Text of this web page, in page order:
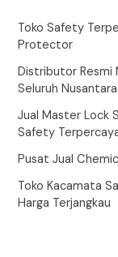
Toko Safety
Protector
Distributor Resmi
Seluruh Nusantara
Jual Master Lock
Safety
Pusat Jual
Toko Kacamata
Harga Terjangkau